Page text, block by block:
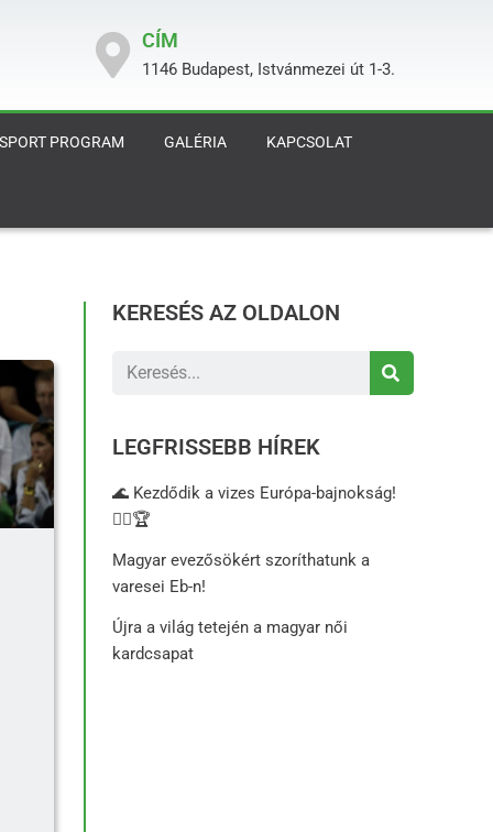
CÍM
1146 Budapest, Istvánmezei út 1-3.
PROGRAM GALÉRIA KAPCSOLAT
KERESÉS AZ OLDALON
LEGFRISSEBB HÍREK
🌊 Kezdődik a vizes Európa-bajnokság!
🏊‍♂️🏆
Magyar evezősökért szoríthatunk a
varesei Eb-n!
Újra a világ tetején a magyar női
kardcsapat